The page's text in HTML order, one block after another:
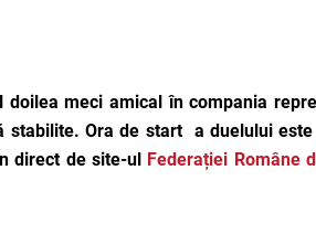
meci amical în compania
stabilite. Ora de start a duelului
direct de site-ul Federației Române